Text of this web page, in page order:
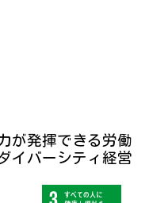
揮できる労働
イバーシティ経営